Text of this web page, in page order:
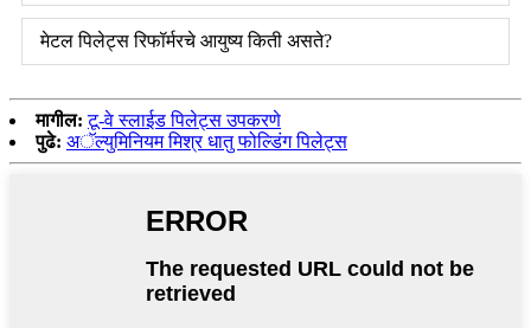
मेटल पिलेट्स रिफॉर्मरचे आयुष्य किती असते?
मागील: टू-वे स्लाईड पिलेट्स उपकरणे
पुढे: अॅल्युमिनियम मिश्र धातु फोल्डिंग पिलेट्स